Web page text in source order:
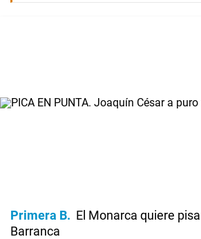
Primera B
El Monarca quiere
Barranca